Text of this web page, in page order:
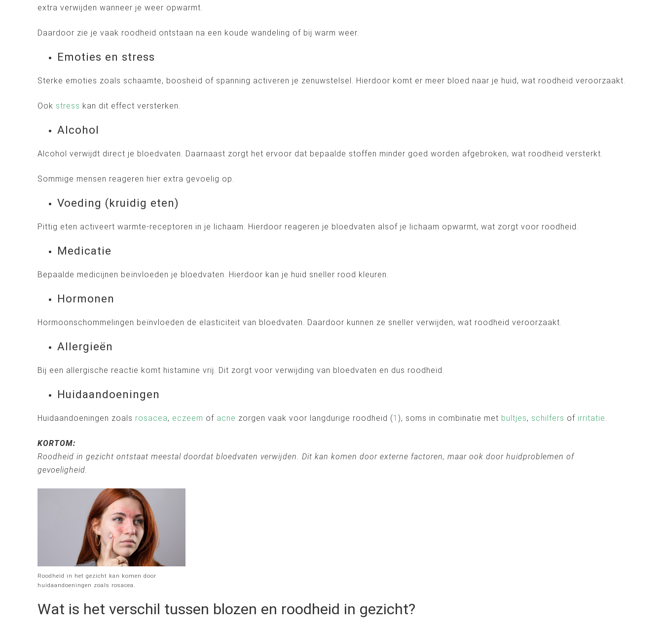
extra verwijden wanneer je weer opwarmt.
Daardoor zie je vaak roodheid ontstaan na een koude wandeling of bij warm weer.
Emoties en stress
Sterke emoties zoals schaamte, boosheid of spanning activeren je zenuwstelsel. Hierdoor komt er meer bloed naar je huid, wat roodheid veroorzaakt.
Ook stress kan dit effect versterken.
Alcohol
Alcohol verwijdt direct je bloedvaten. Daarnaast zorgt het ervoor dat bepaalde stoffen minder goed worden afgebroken, wat roodheid versterkt.
Sommige mensen reageren hier extra gevoelig op.
Voeding (kruidig eten)
Pittig eten activeert warmte-receptoren in je lichaam. Hierdoor reageren je bloedvaten alsof je lichaam opwarmt, wat zorgt voor roodheid.
Medicatie
Bepaalde medicijnen beïnvloeden je bloedvaten. Hierdoor kan je huid sneller rood kleuren.
Hormonen
Hormoonschommelingen beïnvloeden de elasticiteit van bloedvaten. Daardoor kunnen ze sneller verwijden, wat roodheid veroorzaakt.
Allergieën
Bij een allergische reactie komt histamine vrij. Dit zorgt voor verwijding van bloedvaten en dus roodheid.
Huidaandoeningen
Huidaandoeningen zoals rosacea, eczeem of acne zorgen vaak voor langdurige roodheid (1 ), soms in combinatie met bultjes, schilfers of irritatie.
KORTOM:
Roodheid in gezicht ontstaat meestal doordat bloedvaten verwijden. Dit kan komen door externe factoren, maar ook door huidproblemen of
gevoeligheid.
Roodheid in het gezicht kan komen door
huidaandoeningen zoals rosacea.
Wat is het verschil tussen blozen en roodheid in gezicht?